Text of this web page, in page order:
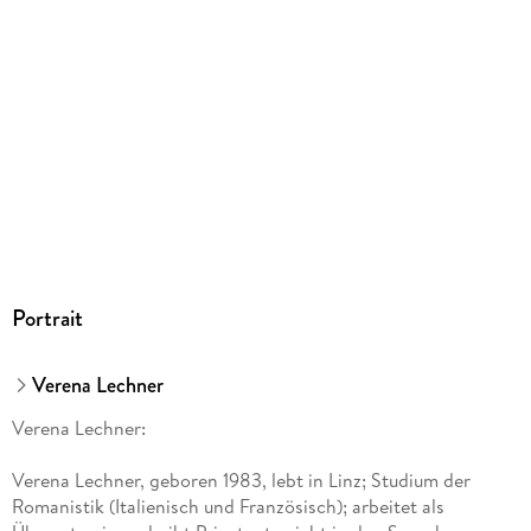
Portrait
Verena Lechner
Verena Lechner:
Verena Lechner, geboren 1983, lebt in Linz; Studium der
Romanistik (Italienisch und Französisch); arbeitet als